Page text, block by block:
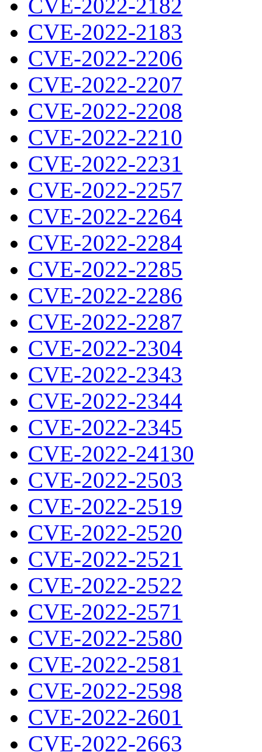
CVE-2022-2182
CVE-2022-2183
CVE-2022-2206
CVE-2022-2207
CVE-2022-2208
CVE-2022-2210
CVE-2022-2231
CVE-2022-2257
CVE-2022-2264
CVE-2022-2284
CVE-2022-2285
CVE-2022-2286
CVE-2022-2287
CVE-2022-2304
CVE-2022-2343
CVE-2022-2344
CVE-2022-2345
CVE-2022-24130
CVE-2022-2503
CVE-2022-2519
CVE-2022-2520
CVE-2022-2521
CVE-2022-2522
CVE-2022-2571
CVE-2022-2580
CVE-2022-2581
CVE-2022-2598
CVE-2022-2601
CVE-2022-2663